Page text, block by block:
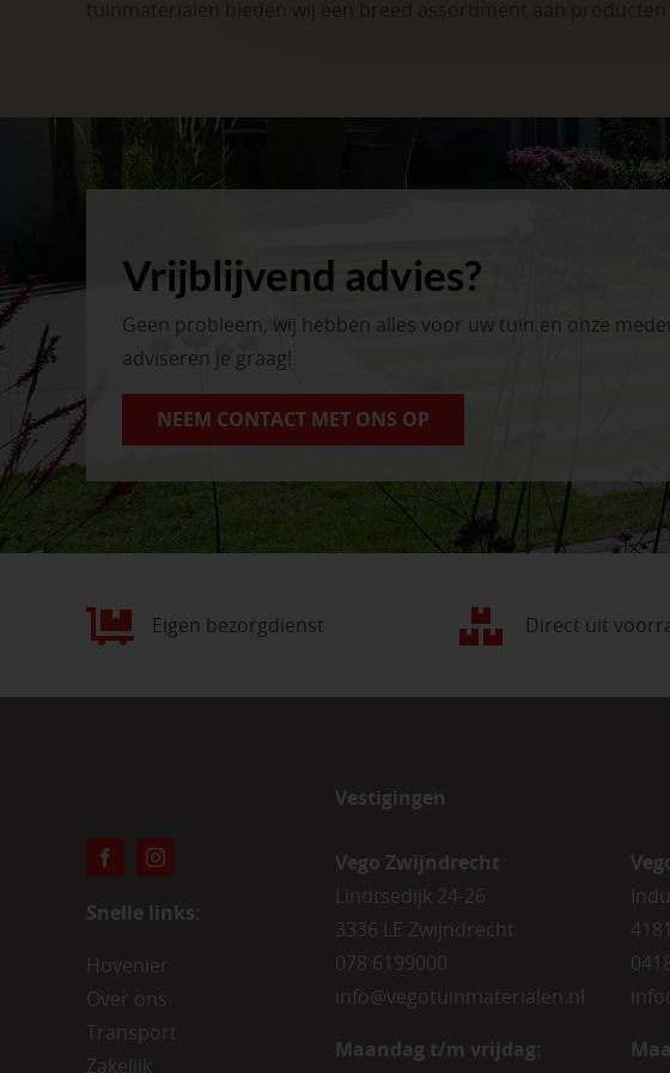
tuinmaterialen bieden wij een breed assortiment aan
Vrijblijvend advies?
Geen probleem, wij hebben alles voor uw tuin en onze
adviseren je graag!
NEEM CONTACT MET ONS OP
Eigen bezorgdienst Direct uit
Snelle links:
Hovenier
Over ons
Transport
Zakelijk
Vestigingen
Vego Zwijndrecht
Lindtsedijk 24-26
3336 LE Zwijndrecht
078 6199000
info@vegotuinmaterialen.nl
Maandag t/m vrijdag: